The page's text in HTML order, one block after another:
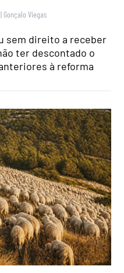
| Gonçalo Viegas
sem direito a receber
ter descontado o
à reforma